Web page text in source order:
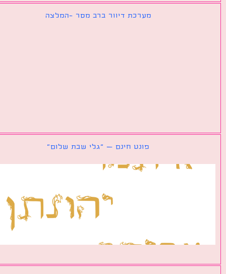
מערכת דיוור ברב מסר -המלצה
פונט חינם – ״גלי שבת שלום״